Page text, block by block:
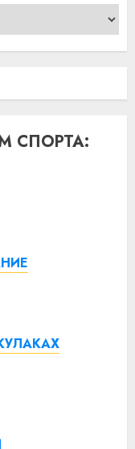
СПОРТА: